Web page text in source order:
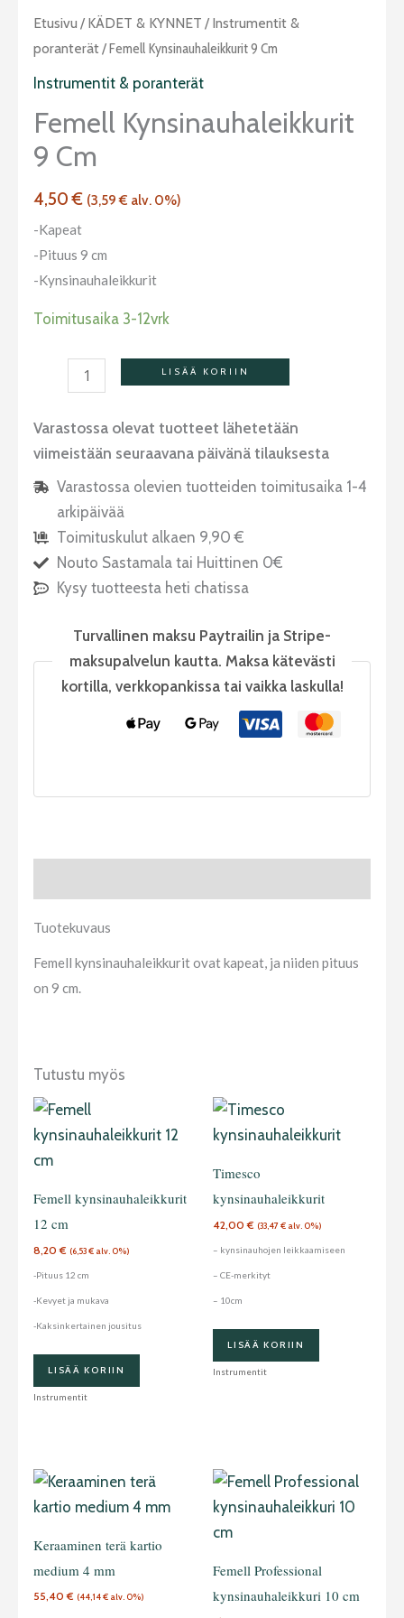
Etusivu / KÄDET & KYNNET / Instrumentit &
poranterät/ Femell Kynsinauhaleikkurit 9 Cm
Instrumentit & poranterät
Femell Kynsinauhaleikkurit
9 Cm
4,50€ (3,59€ alv. 0%)
-Kapeat
-Pituus 9 cm
-Kynsinauhaleikkurit
Toimitusaika 3-12vrk
Femell
kynsinauhaleikkurit
9
määrä
LISÄÄ KORIIN
Varastossa olevat tuotteet lähetetään
viimeistään seuraavana päivänä tilauksesta
Varastossa olevien tuotteiden toimitusaika 1-4
arkipäivää
Toimituskulut alkaen 9,90 €
Nouto Sastamala tai Huittinen 0€
Kysy tuotteesta heti chatissa
Turvallinen maksu Paytrailin ja Stripe-
maksupalvelun kautta. Maksa kätevästi
kortilla, verkkopankissa tai vaikka laskulla!
Tuotekuvaus
Femell kynsinauhaleikkurit ovat kapeat, ja niiden pituus
on 9 cm.
Tutustu myös
Femell kynsinauhaleikkurit
12 cm
8,20€ (6,53€ alv. 0%)
-Pituus 12 cm
-Kevyet ja mukava
-Kaksinkertainen jousitus
LISÄÄ KORIIN
Instrumentit
Timesco
kynsinauhaleikkurit
42,00€ (33,47€ alv. 0%)
– kynsinauhojen leikkaamiseen
– CE-merkityt
– 10cm
LISÄÄ KORIIN
Instrumentit
Keraaminen terä kartio
medium 4 mm
55,40€ (44,14€ alv. 0%)
Femell Professional
kynsinauhaleikkuri 10 cm